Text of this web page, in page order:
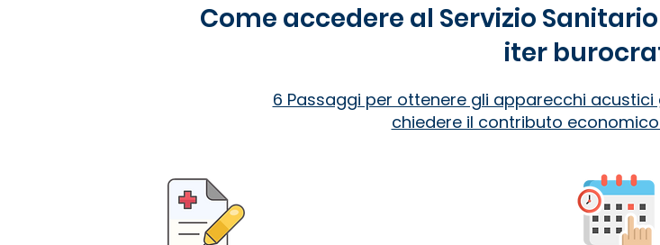
Come accedere al Servizio
iter
6 Passaggi per ottenere gli apparecchi
chiedere il contributo